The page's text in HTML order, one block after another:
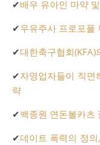
✔배우 유아인 마약
✔우유주사 프로포폴
✔대한축구협회
✔자영업자들이 직
략
✔백종원 연돈볼카츠
✔데이트 폭력의 정